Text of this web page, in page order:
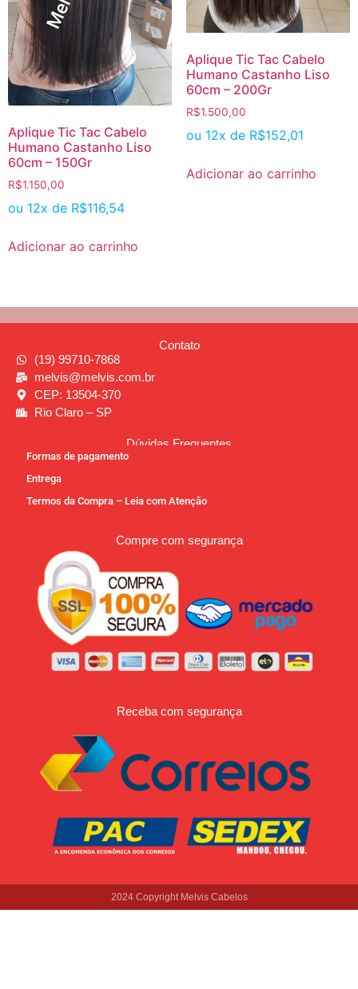
Aplique Tic Tac Cabelo
Humano Castanho Liso
60cm – 150Gr
R$1.150,00
ou 12x de R$116,54
Adicionar ao carrinho
Aplique Tic Tac Cabelo
Humano Castanho Liso
60cm – 200Gr
R$1.500,00
ou 12x de R$152,01
Adicionar ao carrinho
Contato
(19) 99710-7868
melvis@melvis.com.br
CEP: 13504-370
Rio Claro – SP
Dúvidas Frequentes
Formas de pagamento
Entrega
Termos da Compra – Leia com Atenção
Compre com segurança
Receba com segurança
2024 Copyright Melvis Cabelos